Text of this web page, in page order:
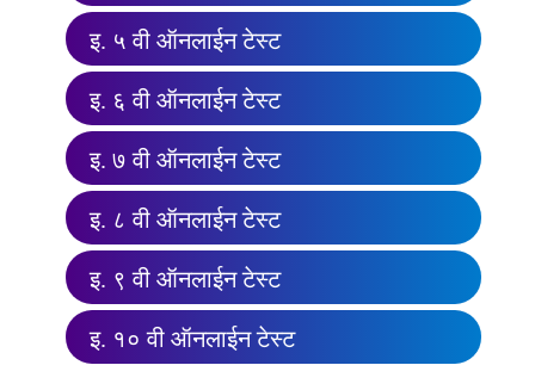
इ. ५ वी ऑनलाईन टेस्ट
इ. ६ वी ऑनलाईन टेस्ट
इ. ७ वी ऑनलाईन टेस्ट
इ. ८ वी ऑनलाईन टेस्ट
इ. ९ वी ऑनलाईन टेस्ट
इ. १० वी ऑनलाईन टेस्ट